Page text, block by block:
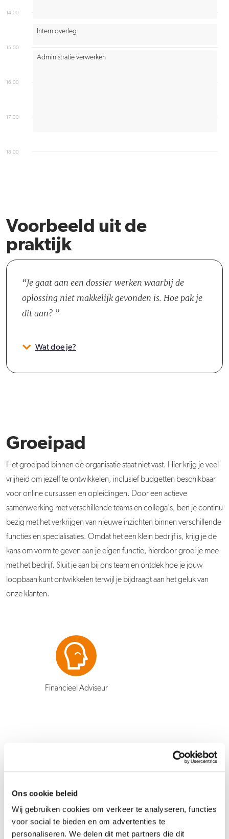
Ons cookie beleid
Wij gebruiken cookies om verkeer te analyseren, functies
voor social te bieden en om advertenties te
personaliseren. We delen dit met partners die dit
14:00
15:00
16:00
17:00
18:00
Administratie verwerken
Intern overleg
Voorbeeld uit de
praktijk
Je gaat aan een dossier werken waarbij de
oplossing niet makkelijk gevonden is. Hoe pak je
dit aan?
Wat doe je?
Groeipad
Het groeipad binnen de organisatie staat niet vast. Hier krijg je veel
vrijheid om jezelf te ontwikkelen, inclusief budgetten beschikbaar
voor online cursussen en opleidingen. Door een actieve
samenwerking met verschillende teams en collega's, ben je continu
bezig met het verkrijgen van nieuwe inzichten binnen verschillende
functies en specialisaties. Omdat het een klein bedrijf is, krijg je de
kans om vorm te geven aan je eigen functie, hierdoor groei je mee
met het bedrijf. Sluit je aan bij ons team en ontdek hoe je jouw
loopbaan kunt ontwikkelen terwijl je bijdraagt aan het geluk van
onze klanten.
Financieel Adviseur